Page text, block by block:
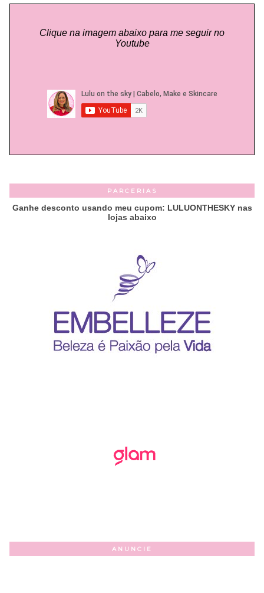
Clique na imagem abaixo para me seguir no
Youtube
PARCERIAS
Ganhe desconto usando meu cupom: LULUONTHESKY nas
lojas abaixo
ANUNCIE